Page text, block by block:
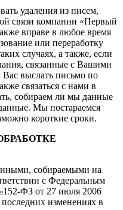
удаления из писем,
связи компании «Первый
вправе в любое время
или переработку
случаях, а также, если
связанные с Вашими
выслать письмо по
связаться с нами в
собираем ли мы данные
Мы постараемся
короткие сроки.
собираемыми на
с Федеральным
ФЗ от 27 июля 2006
изменениях в